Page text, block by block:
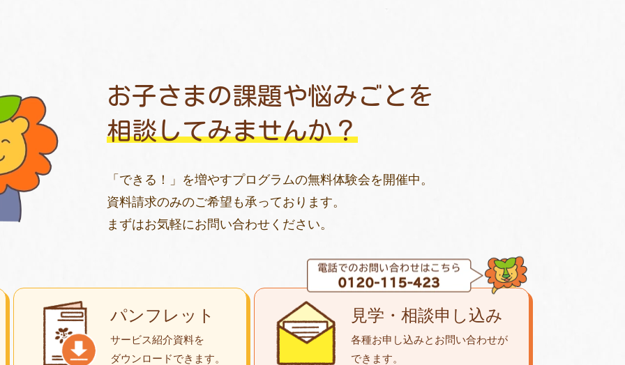
お子さまの課題や悩みごとを
相談してみませんか？
「できる！」を増やすプログラムの無料体験会を開催中。
資料請求のみのご希望も承っております。
まずはお気軽にお問い合わせください。
パンフレット
サービス紹介資料を
ダウンロードできます。
見学・相談申し込み
各種お申し込みとお問い合わせが
できます。